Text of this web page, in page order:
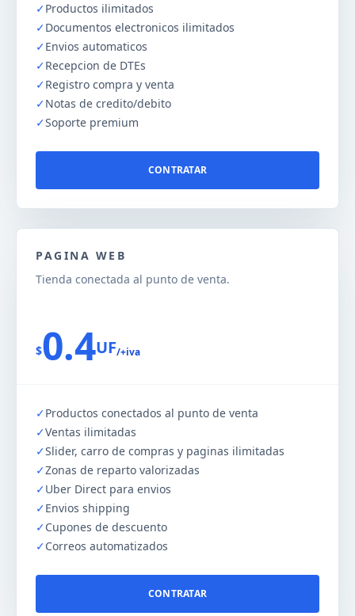
✓Productos ilimitados
✓Documentos electronicos ilimitados
✓Envios automaticos
✓Recepcion de DTEs
✓Registro compra y venta
✓Notas de credito/debito
✓Soporte premium
CONTRATAR
PAGINA WEB
Tienda conectada al punto de venta.
$0.4UF/+iva
✓Productos conectados al punto de venta
✓Ventas ilimitadas
✓Slider, carro de compras y paginas ilimitadas
✓Zonas de reparto valorizadas
✓Uber Direct para envios
✓Envios shipping
✓Cupones de descuento
✓Correos automatizados
CONTRATAR